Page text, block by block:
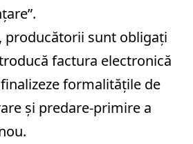
producătorii sunt obligați
factura electronică
formalitățile de
și predare-primire a